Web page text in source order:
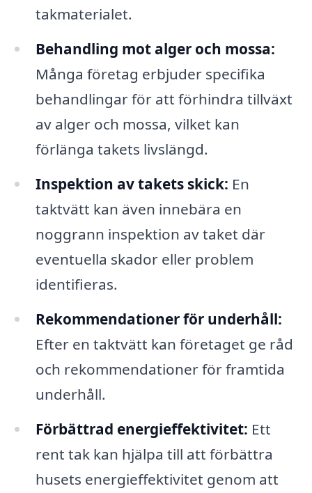
takmaterialet.
Behandling mot alger och mossa:
Många företag erbjuder specifika
behandlingar för att förhindra tillväxt
av alger och mossa, vilket kan
förlänga takets livslängd.
Inspektion av takets skick: En
taktvätt kan även innebära en
noggrann inspektion av taket där
eventuella skador eller problem
identifieras.
Rekommendationer för underhåll:
Efter en taktvätt kan företaget ge råd
och rekommendationer för framtida
underhåll.
Förbättrad energieffektivitet: Ett
rent tak kan hjälpa till att förbättra
husets energieffektivitet genom att